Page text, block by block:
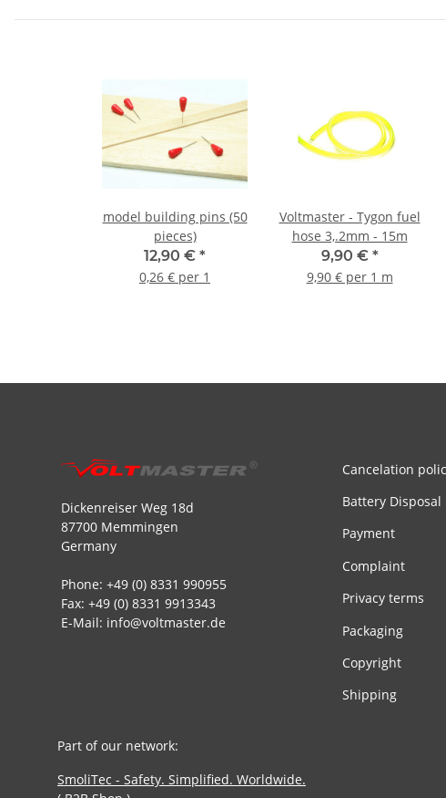
model building pins (50
pieces)
12,90 € *
0,26 € per 1
Voltmaster - Tygon fuel
hose 3,.2mm - 15m
9,90 € *
9,90 € per 1 m
Dickenreiser Weg 18d
87700 Memmingen
Germany
Phone: +49 (0) 8331 990955
Fax: +49 (0) 8331 9913343
E-Mail: info@voltmaster.de
Cancelation
Battery Disposal
Payment
Complaint
Privacy terms
Packaging
Copyright
Shipping
Part of our network:
SmoliTec - Safety. Simplified. Worldwide.